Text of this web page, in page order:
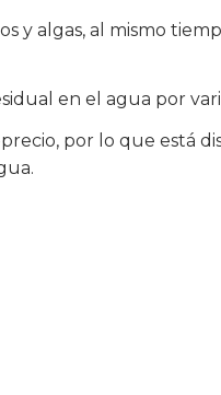
y algas, al mismo
en el agua por
por lo que está